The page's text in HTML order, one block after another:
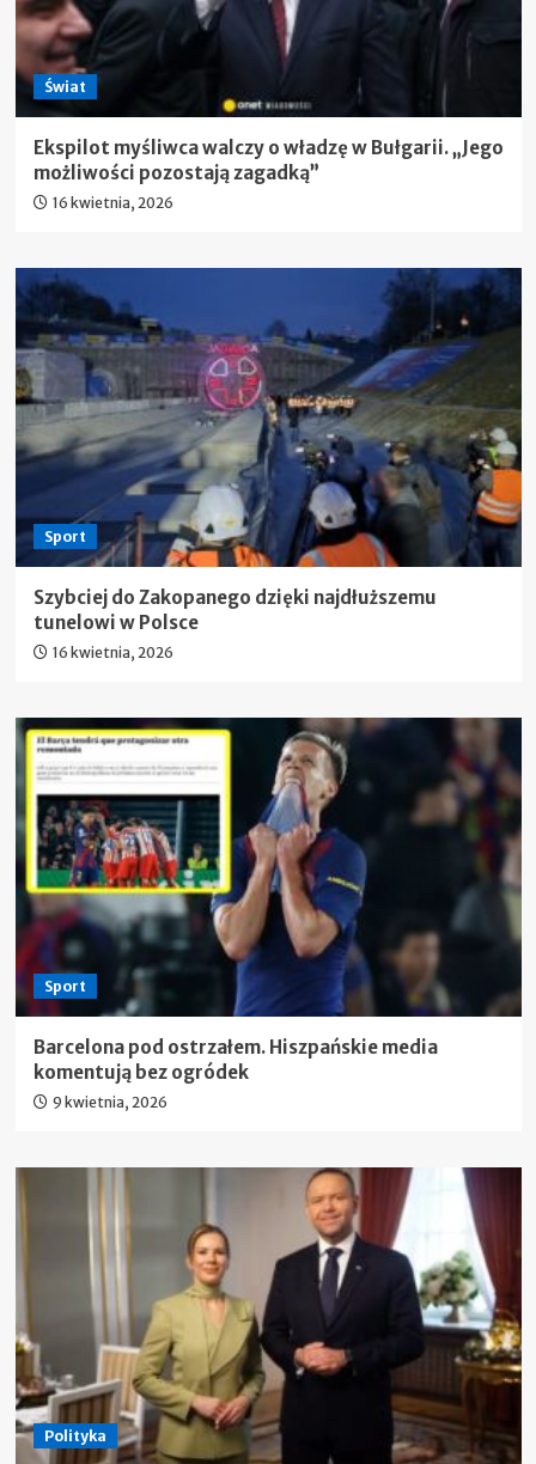
Świat
Ekspilot myśliwca walczy o władzę w Bułgarii. „Jego
możliwości pozostają zagadką”
16 kwietnia, 2026
Sport
Szybciej do Zakopanego dzięki najdłuższemu
tunelowi w Polsce
16 kwietnia, 2026
Sport
Barcelona pod ostrzałem. Hiszpańskie media
komentują bez ogródek
9 kwietnia, 2026
Polityka